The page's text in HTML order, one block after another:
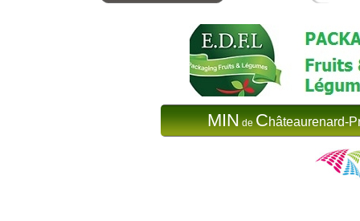
MINdeChâteaurenard-